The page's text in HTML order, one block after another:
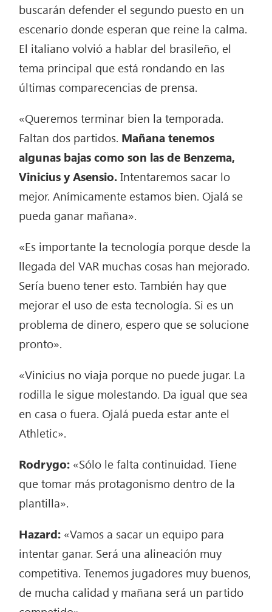
buscarán defender el segundo puesto en un
escenario donde esperan que reine la calma.
El italiano volvió a hablar del brasileño, el
tema principal que está rondando en las
últimas comparecencias de prensa.
«Queremos terminar bien la temporada.
Faltan dos partidos. Mañana tenemos
algunas bajas como son las de Benzema,
Vinicius y Asensio.Intentaremos sacar lo
mejor. Anímicamente estamos bien. Ojalá se
pueda ganar mañana».
«Es importante la tecnología porque desde la
llegada del VAR muchas cosas han mejorado.
Sería bueno tener esto. También hay que
mejorar el uso de esta tecnología. Si es un
problema de dinero, espero que se solucione
pronto».
«Vinicius no viaja porque no puede jugar. La
rodilla le sigue molestando. Da igual que sea
en casa o fuera. Ojalá pueda estar ante el
Athletic».
Rodrygo: «Sólo le falta continuidad. Tiene
que tomar más protagonismo dentro de la
plantilla».
Hazard: «Vamos a sacar un equipo para
intentar ganar. Será una alineación muy
competitiva. Tenemos jugadores muy buenos,
de mucha calidad y mañana será un partido